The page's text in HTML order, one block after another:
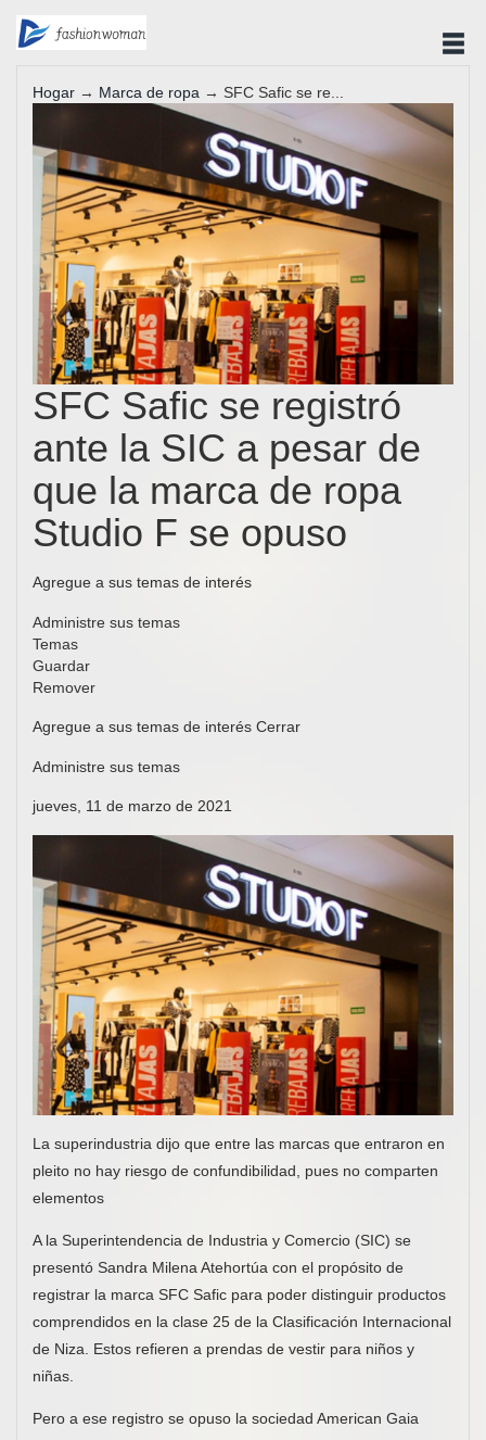
Hogar → Marca de ropa → SFC Safic se re...
SFC Safic se registró
ante la SIC a pesar de
que la marca de ropa
Studio F se opuso
Agregue a sus temas de interés
Administre sus temas
Temas
Guardar
Remover
Agregue a sus temas de interés Cerrar
Administre sus temas
jueves, 11 de marzo de 2021
La superindustria dijo que entre las marcas que entraron en
pleito no hay riesgo de confundibilidad, pues no comparten
elementos
A la Superintendencia de Industria y Comercio (SIC) se
presentó Sandra Milena Atehortúa con el propósito de
registrar la marca SFC Safic para poder distinguir productos
comprendidos en la clase 25 de la Clasificación Internacional
de Niza. Estos refieren a prendas de vestir para niños y
niñas.
Pero a ese registro se opuso la sociedad American Gaia